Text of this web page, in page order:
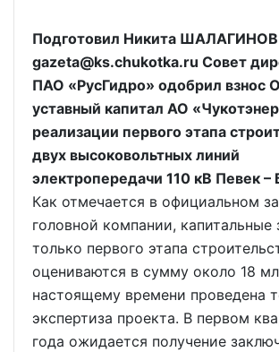
Подготовил Никита ШАЛАГИНОВ
gazeta@ks.chukotka.ru Совет
ПАО «РусГидро» одобрил взнос
уставный капитал АО
реализации первого этапа
двух высоковольтных линий
электропередачи 110 кВ Певек –
Как отмечается в официальном
головной компании, капитальные
только первого этапа
оцениваются в сумму около 18
настоящему времени проведена
экспертиза проекта. В первом
года ожидается получение